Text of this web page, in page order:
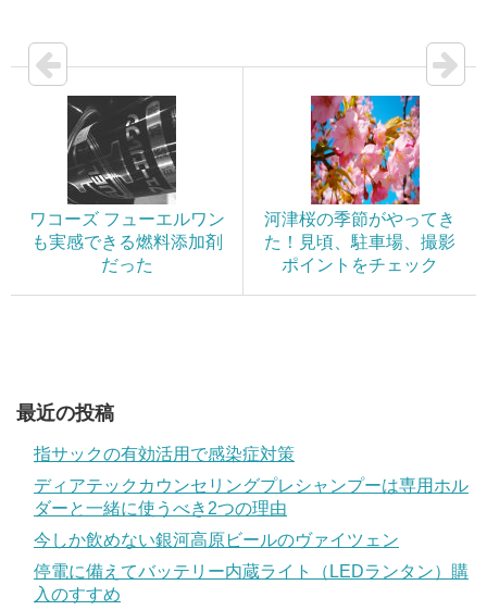
ワコーズ フューエルワン
も実感できる燃料添加剤
だった
河津桜の季節がやってき
た！見頃、駐車場、撮影
ポイントをチェック
最近の投稿
指サックの有効活用で感染症対策
ディアテックカウンセリングプレシャンプーは専用ホル
ダーと一緒に使うべき2つの理由
今しか飲めない銀河高原ビールのヴァイツェン
停電に備えてバッテリー内蔵ライト（LEDランタン）購
入のすすめ